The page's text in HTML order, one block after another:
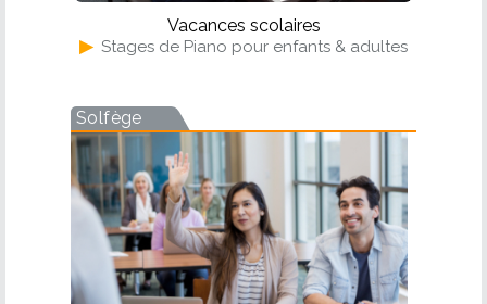
Vacances scolaires
▶ Stages de Piano pour enfants & adultes
Solfège